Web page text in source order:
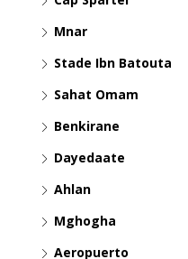
Mnar
Stade Ibn Batouta
Sahat Omam
Benkirane
Dayedaate
Ahlan
Mghogha
Aeropuerto